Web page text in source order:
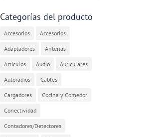
Categorías del producto
Accesorios Accesorios
Adaptadores Antenas
Artículos Audio Auriculares
Autoradios Cables
Cargadores Cocina y Comedor
Conectividad
Contadores/Detectores